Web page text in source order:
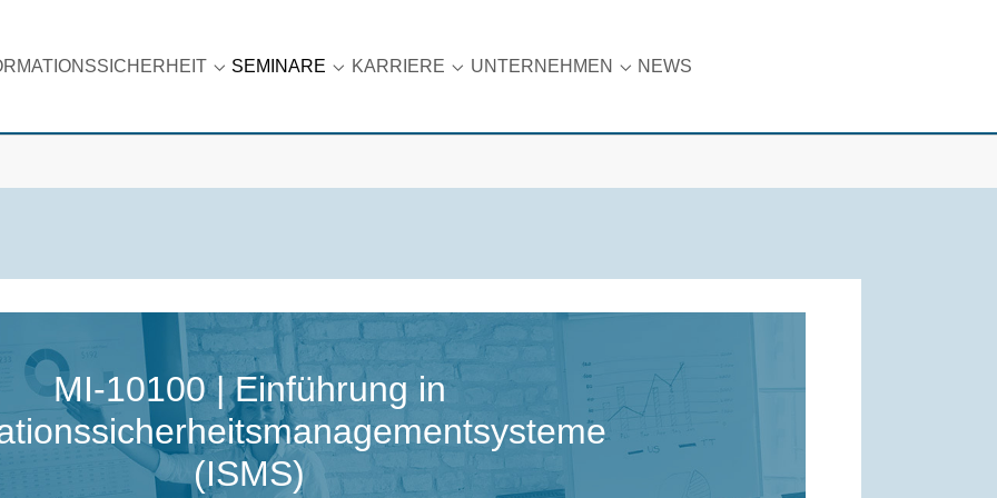
for "Datenschutz" Submenu for "Informationssicherheit"
SEMINARE
Submenu for "Seminare"
KARRIERE
Submenu for "Karriere"
UNTERNEHMEN
Submenu for "Unternehmen"
NEWS
MI-10100 | Einführung in
(ISMS)